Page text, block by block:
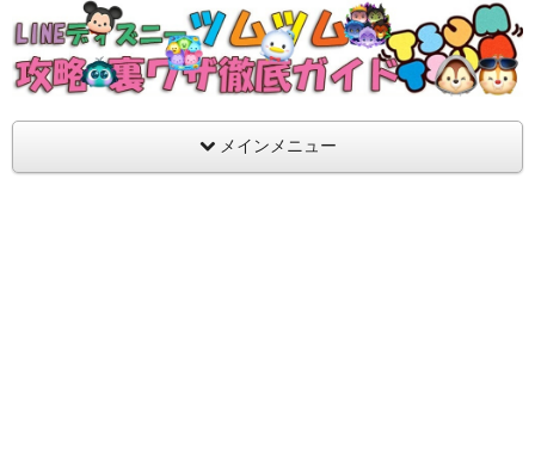
LINEディズニー ツムツム攻略・裏ワザ徹底
支持率No1！痒いところに手が届くツムツム攻略サイト！新ツ
ラ評価も丁寧に解説！ツムツムを120％楽しめるサイトを目指し
メインメニュー